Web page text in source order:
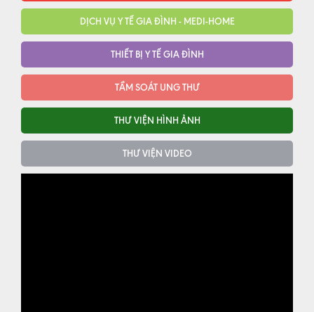
DỊCH VỤ Y TẾ GIA ĐÌNH - MEDI-HOME
THIẾT BỊ Y TẾ GIA ĐÌNH
TẦM SOÁT UNG THƯ
THƯ VIỆN HÌNH ẢNH
THƯ VIỆN VIDEO